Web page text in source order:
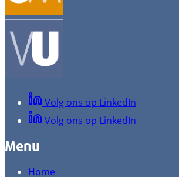
Volg ons op LinkedIn
Volg ons op LinkedIn
Menu
Home